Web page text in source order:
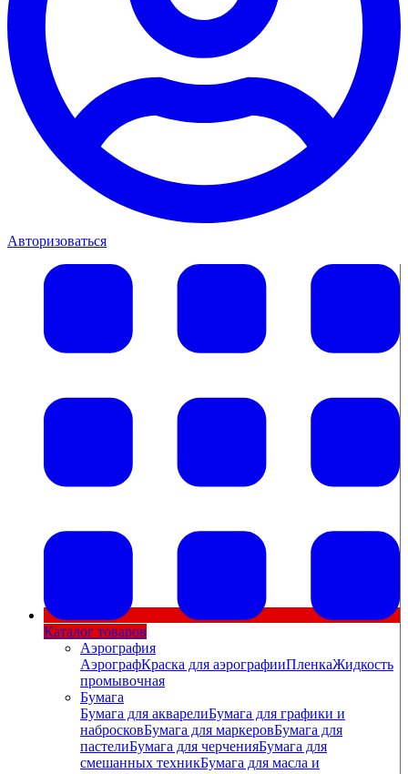
Авторизоваться
Каталог товаров
Аэрография
АэрографКраска для аэрографииПленкаЖидкость
промывочная
Бумага
Бумага для акварелиБумага для графики и
набросковБумага для маркеровБумага для
пастелиБумага для черченияБумага для
смешанных техникБумага для масла и